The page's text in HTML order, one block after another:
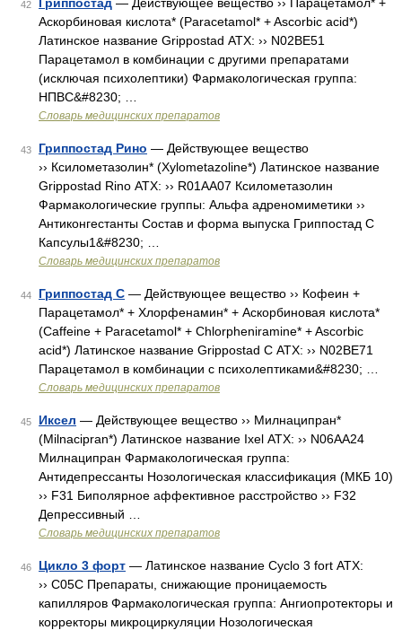
42
Аскорбиновая кислота* (Paracetamol* + Ascorbic acid*)
Латинское название Grippostad АТХ: ›› N02BE51
Парацетамол в комбинации с другими препаратами
(исключая психолептики) Фармакологическая группа:
НПВС&#8230; …
Словарь медицинских препаратов
43 Гриппостад Рино — Действующее вещество
›› Ксилометазолин* (Xylometazoline*) Латинское название
Grippostad Rino АТХ: ›› R01AA07 Ксилометазолин
Фармакологические группы: Альфа адреномиметики ››
Антиконгестанты Состав и форма выпуска Гриппостад С
Капсулы1&#8230; …
Словарь медицинских препаратов
44 Гриппостад С — Действующее вещество ›› Кофеин +
Парацетамол* + Хлорфенамин* + Аскорбиновая кислота*
(Caffeine + Paracetamol* + Chlorpheniramine* + Ascorbic
acid*) Латинское название Grippostad C АТХ: ›› N02BE71
Парацетамол в комбинации с психолептиками&#8230; …
Словарь медицинских препаратов
45 Иксел — Действующее вещество ›› Милнаципран*
(Milnacipran*) Латинское название Ixel АТХ: ›› N06AA24
Милнаципран Фармакологическая группа:
Антидепрессанты Нозологическая классификация (МКБ 10)
›› F31 Биполярное аффективное расстройство ›› F32
Депрессивный …
Словарь медицинских препаратов
46 Цикло 3 форт — Латинское название Cyclo 3 fort АТХ:
›› C05C Препараты, снижающие проницаемость
капилляров Фармакологическая группа: Ангиопротекторы и
корректоры микроциркуляции Нозологическая